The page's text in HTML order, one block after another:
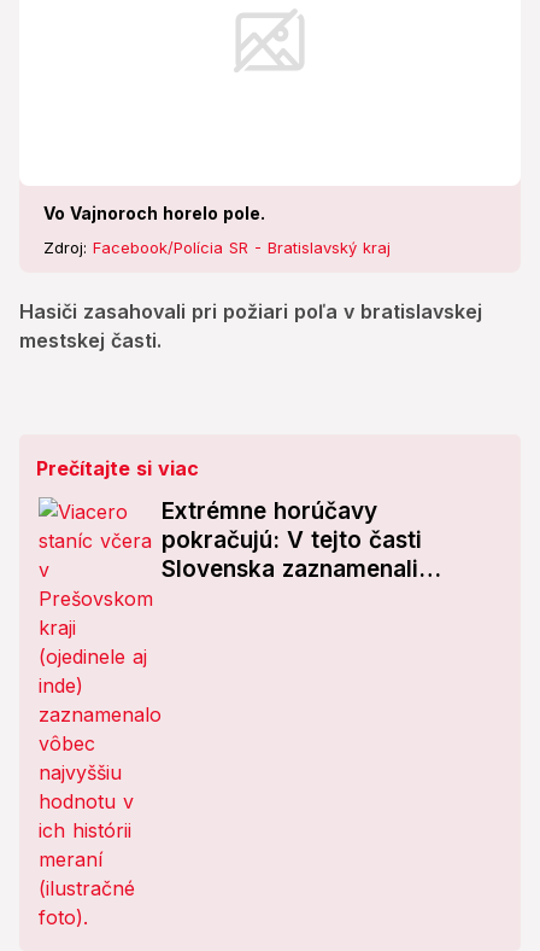
Vo Vajnoroch horelo pole.
Zdroj: Facebook/Polícia SR - Bratislavský kraj
Hasiči zasahovali pri požiari poľa v bratislavskej
mestskej časti.
Prečítajte si viac
Extrémne horúčavy
pokračujú: V tejto časti
Slovenska zaznamenali